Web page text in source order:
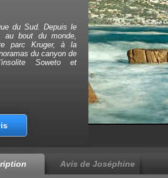
du Sud. Depuis le
au bout du monde,
parc Kruger, à la
du canyon de
Soweto et
Avis de Joséphine